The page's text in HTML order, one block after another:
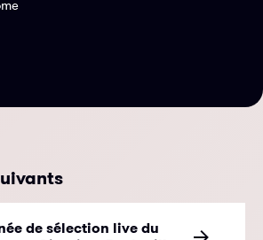
de sélection live du